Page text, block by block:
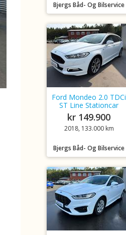
Bjergs Båd- Og Bilservice
Ford Mondeo 2.0 TDCi
ST Line Stationcar
kr 149.900
2018, 133.000 km
Bjergs Båd- Og Bilservice